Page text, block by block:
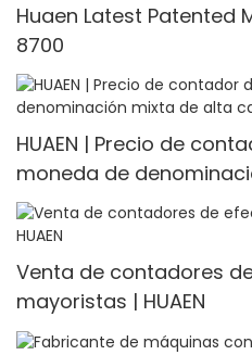
Huaen Latest Patented
8700
HUAEN | Precio de
moneda de
calidad
Venta de contadores
mayoristas | HUAEN